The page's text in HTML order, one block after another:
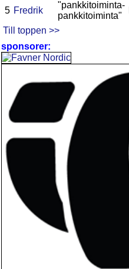
5 Fredrik
"pankkitoiminta-
pankkitoiminta"
Till toppen >>
sponsorer: